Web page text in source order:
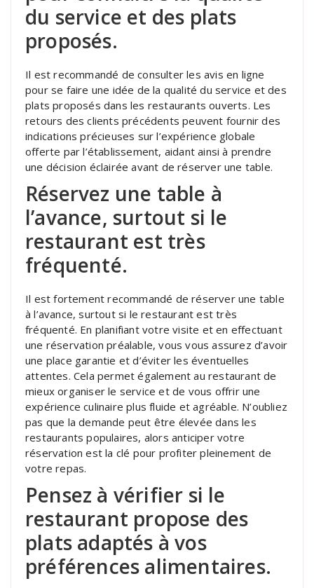
du service et des plats
proposés.
Il est recommandé de consulter les avis en ligne
pour se faire une idée de la qualité du service et des
plats proposés dans les restaurants ouverts. Les
retours des clients précédents peuvent fournir des
indications précieuses sur l’expérience globale
offerte par l’établissement, aidant ainsi à prendre
une décision éclairée avant de réserver une table.
Réservez une table à
l’avance, surtout si le
restaurant est très
fréquenté.
Il est fortement recommandé de réserver une table
à l’avance, surtout si le restaurant est très
fréquenté. En planifiant votre visite et en effectuant
une réservation préalable, vous vous assurez d’avoir
une place garantie et d’éviter les éventuelles
attentes. Cela permet également au restaurant de
mieux organiser le service et de vous offrir une
expérience culinaire plus fluide et agréable. N’oubliez
pas que la demande peut être élevée dans les
restaurants populaires, alors anticiper votre
réservation est la clé pour profiter pleinement de
votre repas.
Pensez à vérifier si le
restaurant propose des
plats adaptés à vos
préférences alimentaires.